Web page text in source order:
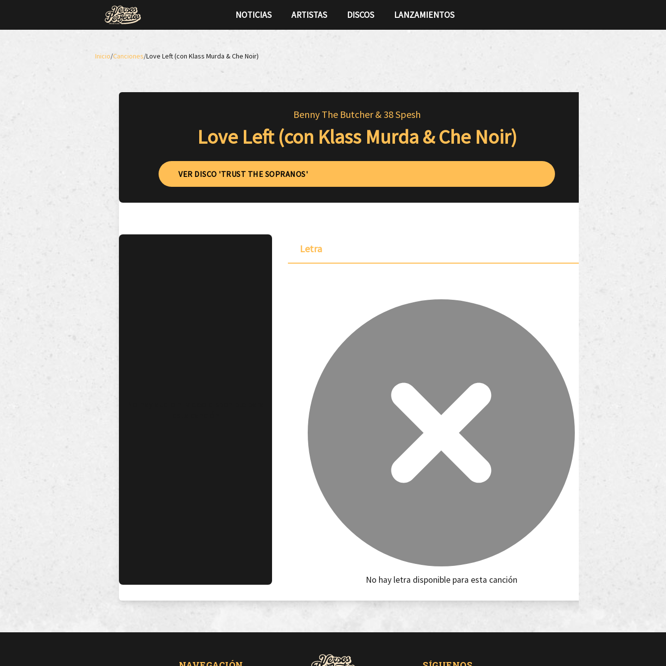
NOTICIAS ARTISTAS DISCOS LANZAMIENTOS
Inicio/Canciones/Love Left (con Klass Murda & Che Noir)
Benny The Butcher & 38 Spesh
Love Left (con Klass Murda & Che Noir)
VER DISCO 'TRUST THE SOPRANOS'
Letra
No hay letra disponible para esta canción